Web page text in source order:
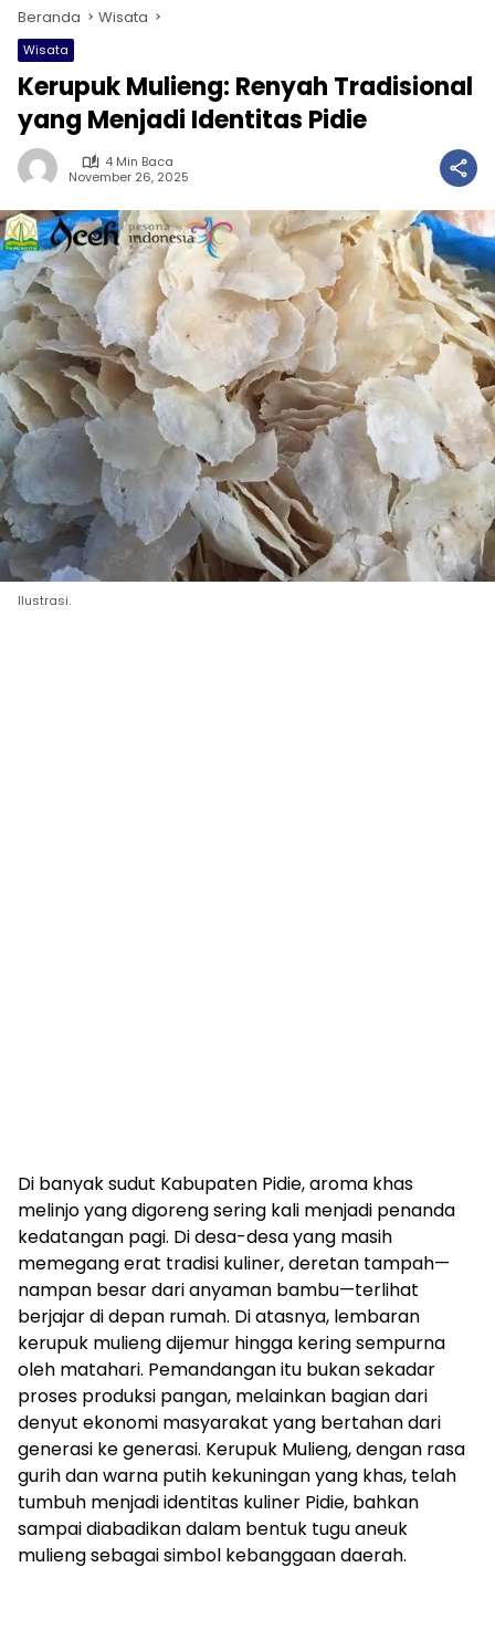
Beranda Wisata
Wisata
Kerupuk Mulieng: Renyah Tradisional
yang Menjadi Identitas Pidie
4 Min Baca
November 26, 2025
Ilustrasi.
Di banyak sudut Kabupaten Pidie, aroma khas
melinjo yang digoreng sering kali menjadi penanda
kedatangan pagi. Di desa-desa yang masih
memegang erat tradisi kuliner, deretan tampah—
nampan besar dari anyaman bambu—terlihat
berjajar di depan rumah. Di atasnya, lembaran
kerupuk mulieng dijemur hingga kering sempurna
oleh matahari. Pemandangan itu bukan sekadar
proses produksi pangan, melainkan bagian dari
denyut ekonomi masyarakat yang bertahan dari
generasi ke generasi. Kerupuk Mulieng, dengan rasa
gurih dan warna putih kekuningan yang khas, telah
tumbuh menjadi identitas kuliner Pidie, bahkan
sampai diabadikan dalam bentuk tugu aneuk
mulieng sebagai simbol kebanggaan daerah.